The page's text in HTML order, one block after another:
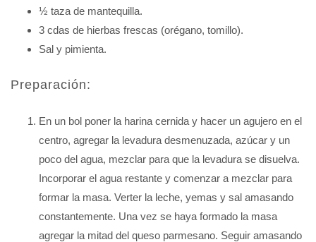
½ taza de mantequilla.
3 cdas de hierbas frescas (orégano, tomillo).
Sal y pimienta.
Preparación:
En un bol poner la harina cernida y hacer un agujero en el
centro, agregar la levadura desmenuzada, azúcar y un
poco del agua, mezclar para que la levadura se disuelva.
Incorporar el agua restante y comenzar a mezclar para
formar la masa. Verter la leche, yemas y sal amasando
constantemente. Una vez se haya formado la masa
agregar la mitad del queso parmesano. Seguir amasando